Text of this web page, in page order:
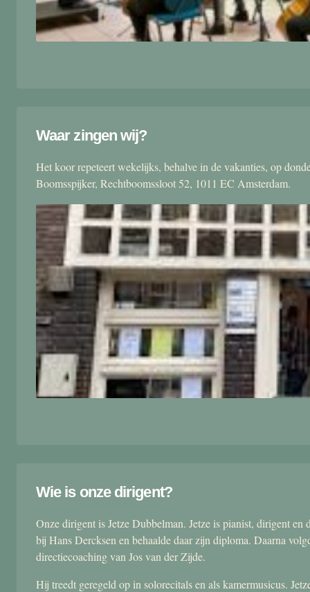
Waar zingen wij?
Het koor repeteert wekelijks, behalve in de vakanties, op
Boomsspijker, Rechtboomssloot 52, 1011 EC Amsterdam.
Wie is onze dirigent?
Onze dirigent is Jetze Dubbelman. Jetze is pianist, dirigent
bij Hans Dercksen en behaalde daar zijn diploma. Daarna
directiecoaching van Jos van der Zijde.
Hij treedt geregeld op in solorecitals en als kamermusicus.